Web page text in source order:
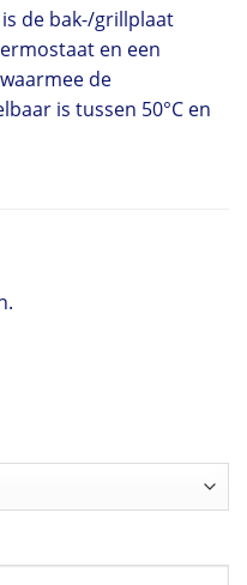
de bak-/grillplaat
en een
de
is tussen 50°C en